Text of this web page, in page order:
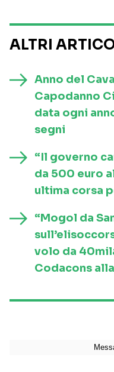
ALTRI
Anno del
Capodanno
data ogni
segni
“Il governo
da 500 euro
ultima corsa
“Mogol da
volo da
Codacons